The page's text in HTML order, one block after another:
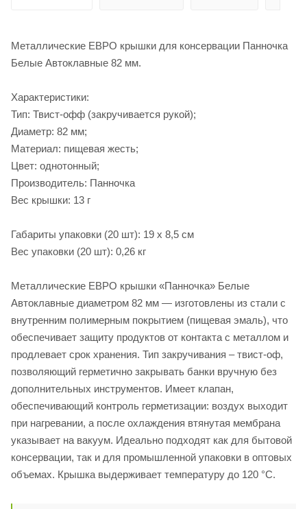
Металлические ЕВРО крышки для консервации Панночка
Белые Автоклавные 82 мм.
Характеристики:
Тип: Твист-офф (закручивается рукой);
Диаметр: 82 мм;
Материал: пищевая жесть;
Цвет: однотонный;
Производитель: Панночка
Вес крышки: 13 г
Габариты упаковки (20 шт): 19 х 8,5 см
Вес упаковки (20 шт): 0,26 кг
Металлические ЕВРО крышки «Панночка» Белые
Автоклавные диаметром 82 мм — изготовлены из стали с
внутренним полимерным покрытием (пищевая эмаль), что
обеспечивает защиту продуктов от контакта с металлом и
продлевает срок хранения. Тип закручивания – твист-оф,
позволяющий герметично закрывать банки вручную без
дополнительных инструментов. Имеет клапан,
обеспечивающий контроль герметизации: воздух выходит
при нагревании, а после охлаждения втянутая мембрана
указывает на вакуум. Идеально подходят как для бытовой
консервации, так и для промышленной упаковки в оптовых
объемах. Крышка выдерживает температуру до 120 °C.